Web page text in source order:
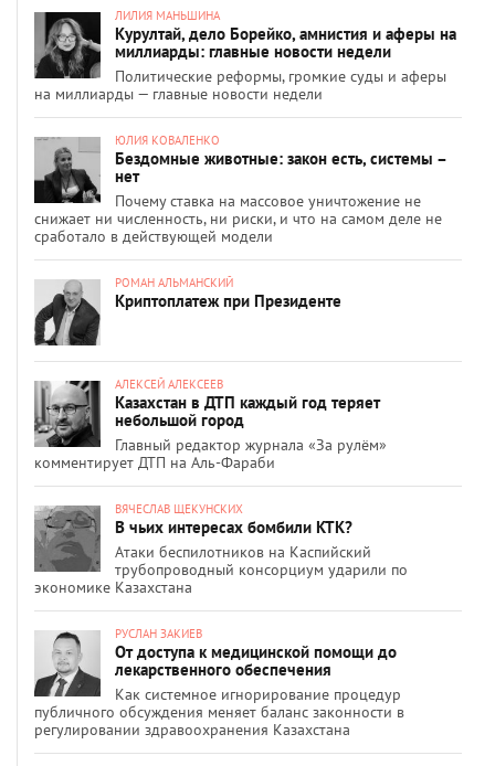
ЛИЛИЯ МАНЬШИНА
Курултай, дело Борейко, амнистия и аферы на
миллиарды: главные новости недели
Политические реформы, громкие суды и аферы
на миллиарды — главные новости недели
ЮЛИЯ КОВАЛЕНКО
Бездомные животные: закон есть, системы –
нет
Почему ставка на массовое уничтожение не
снижает ни численность, ни риски, и что на самом деле не
сработало в действующей модели
РОМАН АЛЬМАНСКИЙ
Криптоплатеж при Президенте
АЛЕКСЕЙ АЛЕКСЕЕВ
Казахстан в ДТП каждый год теряет
небольшой город
Главный редактор журнала «За рулём»
комментирует ДТП на Аль-Фараби
ВЯЧЕСЛАВ ЩЕКУНСКИХ
В чьих интересах бомбили КТК?
Атаки беспилотников на Каспийский
трубопроводный консорциум ударили по
экономике Казахстана
РУСЛАН ЗАКИЕВ
От доступа к медицинской помощи до
лекарственного обеспечения
Как системное игнорирование процедур
публичного обсуждения меняет баланс законности в
регулировании здравоохранения Казахстана